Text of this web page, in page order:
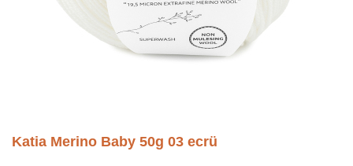
Katia Merino Baby 50g 03 ecrü